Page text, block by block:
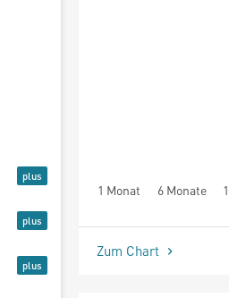
1 Monat 6 Monate
Zum Chart